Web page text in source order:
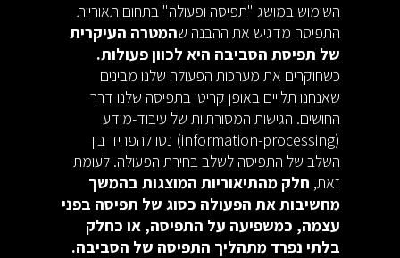
השימוש במושג "תפיסה ופעולה" בתחום תאוריות
התפיסה מדגיש את ההבנה שהמטרה העיקרית
של תפיסת הסביבה היא לכוון פעולות.
כשחוקרים את מערכות הפעולה שלנו מבינים
שאנחנו תלויים באופן קריטי בתפיסה שלנו דרך
החושים. הגישות המסורתיות של עיבוד-מידע
(information-processing) נטו להפריד בין
השלב של התפיסה לשלב בחירת הפעולה. לעומת
זאת, חלק מהתיאוריות המוצגות בהמשך
מחשיבות את הפעולה כסוג של תפיסה בפני
עצמה, כמשפיעה על התפיסה, או כחלק
בלתי נפרד מתהליך התפיסה של הסביבה.